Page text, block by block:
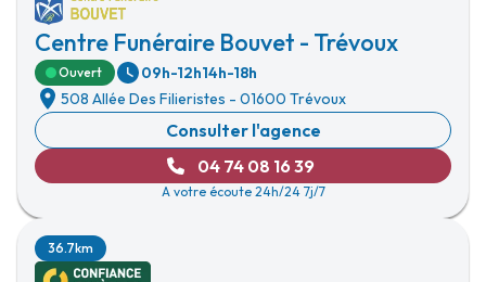
Centre Funéraire Bouvet - Trévoux
Ouvert 09h-12h14h-18h
508 Allée Des Filieristes - 01600 Trévoux
Consulter l'agence
04 74 08 16 39
A votre écoute 24h/24 7j/7
36.7km